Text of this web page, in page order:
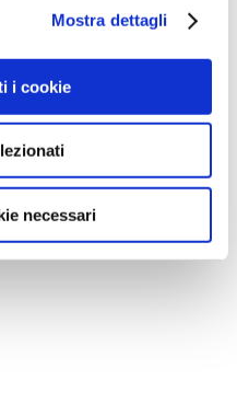
Mostra dettagli
i cookie
necessari